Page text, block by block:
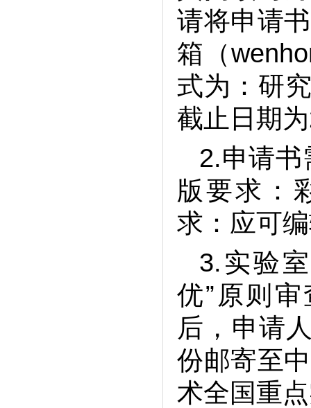
请将申请
箱（
式为：研
截止日期
2.申请书
版要求：
求：应可
3.实验
优”原则
后，申请
份邮寄至
术全国重